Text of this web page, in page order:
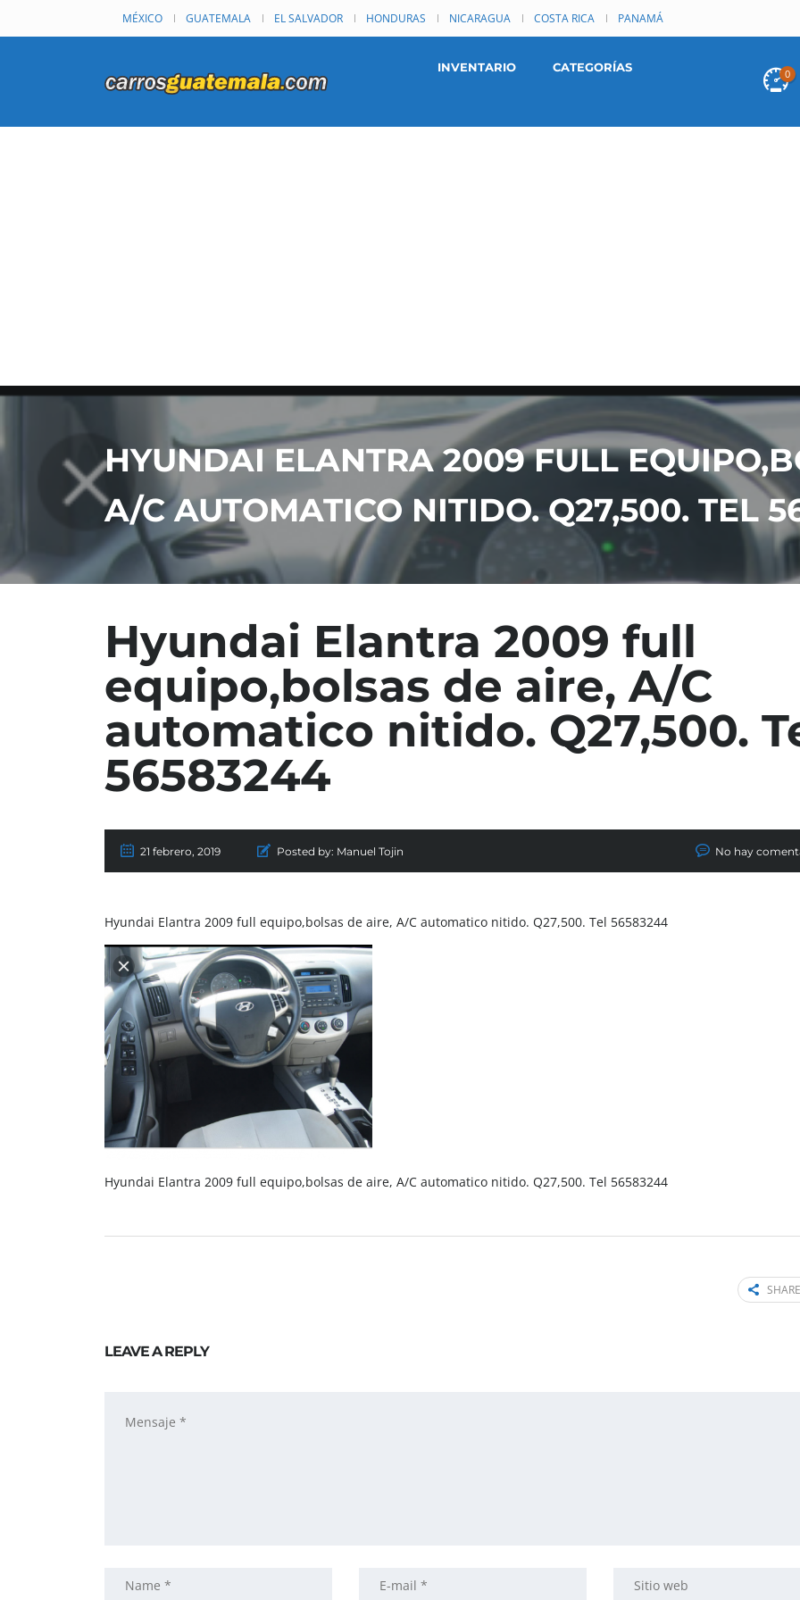
MÉXICO GUATEMALA EL SALVADOR HONDURAS NICARAGUA COSTA RICA PANAMÁ
0
INVENTARIO CATEGORÍAS
HYUNDAI ELANTRA 2009 FULL
A/C AUTOMATICO NITIDO. Q27,500. TEL
Hyundai Elantra 2009 full
equipo,bolsas de aire, A/C
automatico nitido. Q27,500.
56583244
21 febrero, 2019 Posted by: Manuel Tojin No hay
Hyundai Elantra 2009 full equipo,bolsas de aire, A/C automatico nitido. Q27,500. Tel 56583244
Hyundai Elantra 2009 full equipo,bolsas de aire, A/C automatico nitido. Q27,500. Tel 56583244
LEAVE A REPLY